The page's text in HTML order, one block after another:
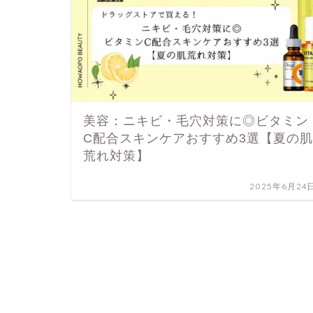
美容：ニキビ・毛穴対策に◎ビタミン
C配合スキンケアおすすめ3選【夏の肌
荒れ対策】
2025年6月24